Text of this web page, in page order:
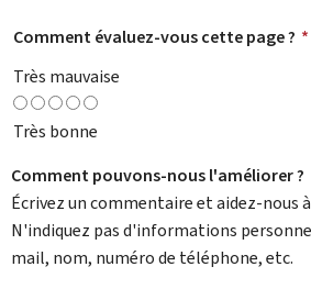
Comment évaluez-vous cette page ? *
Très mauvaise
Très bonne
Comment pouvons-nous l'améliorer ?
Écrivez un commentaire et aidez-nous
N'indiquez pas d'informations
mail, nom, numéro de téléphone, etc.